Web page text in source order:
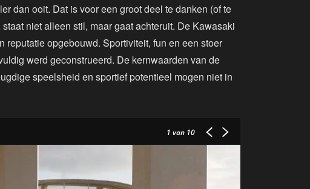
dan ooit. Dat is voor een groot deel te danken (of te
niet alleen stil, maar gaat achteruit. De Kawasaki
opgebouwd. Sportiviteit, fun en een stoer
werd geconstrueerd. De kernwaarden van de
speelsheid en sportief potentieel mogen niet in
1 van 10